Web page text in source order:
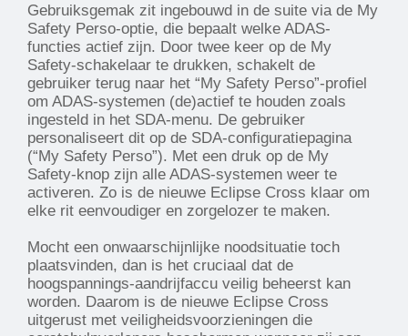
Gebruiksgemak zit ingebouwd in de suite via de My
Safety Perso-optie, die bepaalt welke ADAS-
functies actief zijn. Door twee keer op de My
Safety-schakelaar te drukken, schakelt de
gebruiker terug naar het “My Safety Perso”-profiel
om ADAS-systemen (de)actief te houden zoals
ingesteld in het SDA-menu. De gebruiker
personaliseert dit op de SDA-configuratiepagina
(“My Safety Perso”). Met een druk op de My
Safety-knop zijn alle ADAS-systemen weer te
activeren. Zo is de nieuwe Eclipse Cross klaar om
elke rit eenvoudiger en zorgelozer te maken.
Mocht een onwaarschijnlijke noodsituatie toch
plaatsvinden, dan is het cruciaal dat de
hoogspannings-aandrijfaccu veilig beheerst kan
worden. Daarom is de nieuwe Eclipse Cross
uitgerust met veiligheidsvoorzieningen die